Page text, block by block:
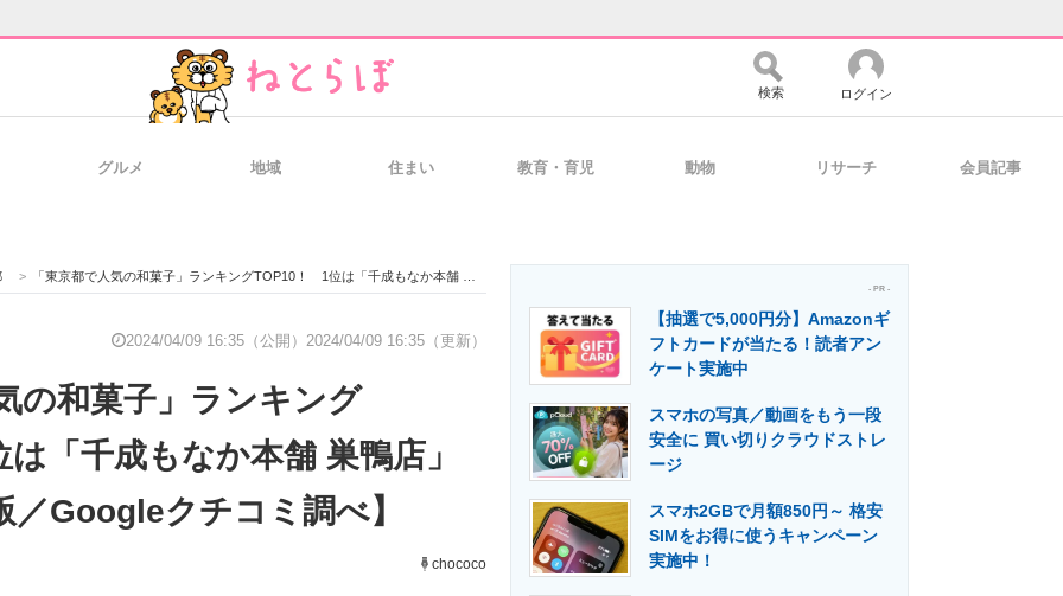
経営リーダーのコミュニティ マーケ×ITの今がよく分かる
IT製品の技術・比較・事例 製造業のIT導入・活用を支援
エネルギーの専門メディア 建設×テクノロジーの最前線
検索 ログイン
グルメ 地域 住まい 教育・育児 動物 リサーチ 会員記事
> 「東京都で人気の和菓子」ランキングTOP10！ 1位は「千成もなか本舗 巣鴨店」【2024年4月版／Googleクチコミ調べ】
2024/04/09 16:35（公開） 2024/04/09 16:35（更新）
の和菓子」ランキング
「千成もなか本舗 巣鴨店」
／Googleクチコミ調べ】
chococo
- PR -
【抽選で5,000円分】Amazonギ
フトカードが当たる！読者アン
ケート実施中
スマホの写真／動画をもう一段
安全に 買い切りクラウドストレ
ージ
スマホ2GBで月額850円～ 格安
SIMをお得に使うキャンペーン
実施中！